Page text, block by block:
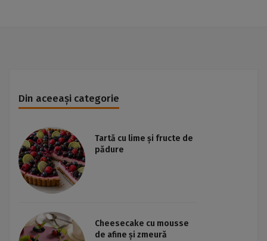
Din aceeași categorie
Tartă cu lime și fructe de
pădure
Cheesecake cu mousse
de afine și zmeură